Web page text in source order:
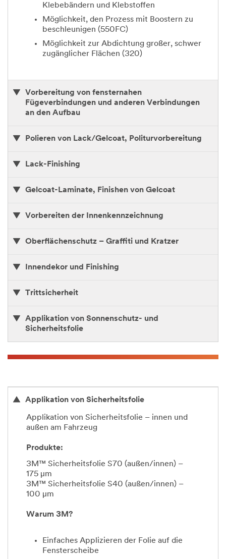
Klebebändern und Klebstoffen
Möglichkeit, den Prozess mit Boostern zu
beschleunigen (550FC)
Möglichkeit zur Abdichtung großer, schwer
zugänglicher Flächen (320)
Vorbereitung von fensternahen
Fügeverbindungen und anderen Verbindungen
an den Aufbau
Polieren von Lack/Gelcoat, Politurvorbereitung
Lack-Finishing
Gelcoat-Laminate, Finishen von Gelcoat
Vorbereiten der Innenkennzeichnung
Oberflächenschutz – Graffiti und Kratzer
Innendekor und Finishing
Trittsicherheit
Applikation von Sonnenschutz- und
Sicherheitsfolie
Applikation von Sicherheitsfolie
Applikation von Sicherheitsfolie – innen und
außen am Fahrzeug
Produkte:
3M™ Sicherheitsfolie S70 (außen/innen) –
175 µm
3M™ Sicherheitsfolie S40 (außen/innen) –
100 µm
Warum 3M?
Einfaches Applizieren der Folie auf die
Fensterscheibe